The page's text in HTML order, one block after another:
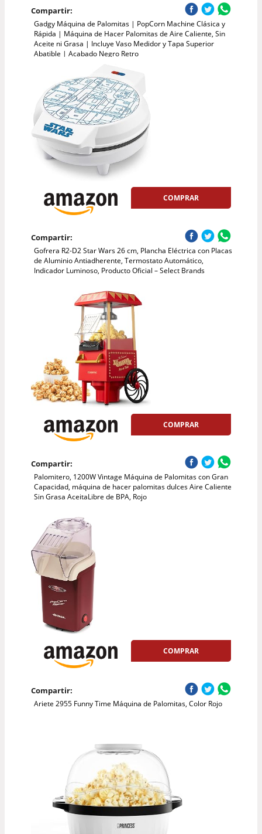
Compartir:
Gadgy Máquina de Palomitas | PopCorn Machine Clásica y
Rápida | Máquina de Hacer Palomitas de Aire Caliente, Sin
Aceite ni Grasa | Incluye Vaso Medidor y Tapa Superior
Abatible | Acabado Negro Retro
COMPRAR
Compartir:
Gofrera R2-D2 Star Wars 26 cm, Plancha Eléctrica con Placas
de Aluminio Antiadherente, Termostato Automático,
Indicador Luminoso, Producto Oficial – Select Brands
COMPRAR
Compartir:
Palomitero, 1200W Vintage Máquina de Palomitas con Gran
Capacidad, máquina de hacer palomitas dulces Aire Caliente
Sin Grasa AceitaLibre de BPA, Rojo
COMPRAR
Compartir:
Ariete 2955 Funny Time Máquina de Palomitas, Color Rojo